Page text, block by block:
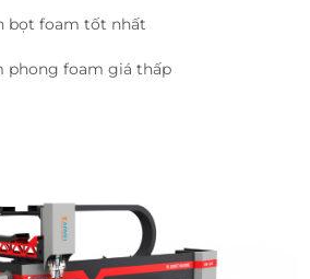
bọt foam tốt nhất
phong foam giá thấp